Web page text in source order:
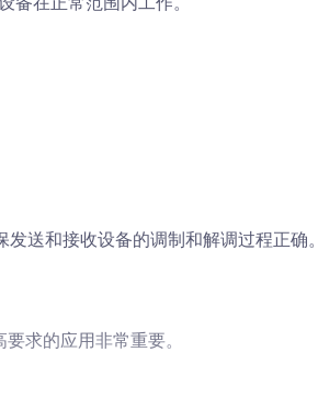
发送和接收设备的调制和解调过程正确
求的应用非常重要。